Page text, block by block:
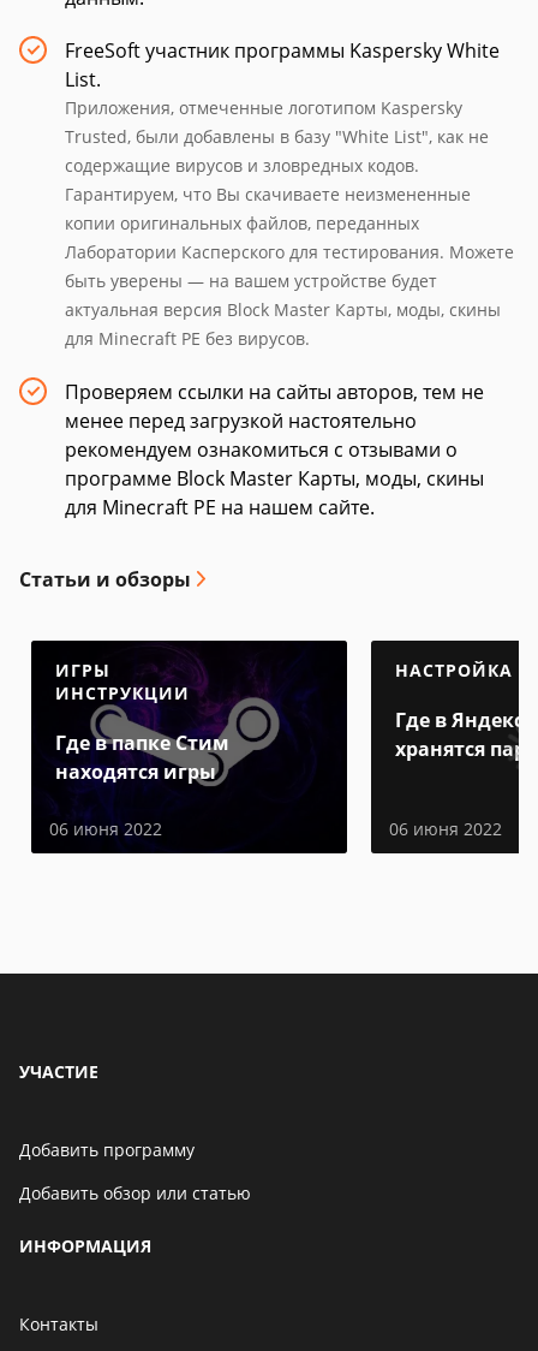
FreeSoft участник программы Kaspersky White
List.
Приложения, отмеченные логотипом Kaspersky
Trusted, были добавлены в базу "White List", как не
содержащие вирусов и зловредных кодов.
Гарантируем, что Вы скачиваете неизмененные
копии оригинальных файлов, переданных
Лаборатории Касперского для тестирования. Можете
быть уверены — на вашем устройстве будет
актуальная версия Block Master Карты, моды, скины
для Minecraft PE без вирусов.
Проверяем ссылки на сайты авторов, тем не
менее перед загрузкой настоятельно
рекомендуем ознакомиться с отзывами о
программе Block Master Карты, моды, скины
для Minecraft PE на нашем сайте.
Статьи и обзоры
ИГРЫ
ИНСТРУКЦИИ
Где в папке Стим
находятся игры
06 июня 2022
НАСТРОЙКА
Где в Яндекс
хранятся
06 июня 2022
УЧАСТИЕ
Добавить программу
Добавить обзор или статью
ИНФОРМАЦИЯ
Контакты